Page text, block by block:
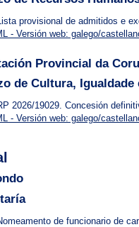
provisional de admitidos e
- Versión web: galego/
Provincial da
de Cultura, Igualdade
2026/19029. Concesión
- Versión web: galego/
de funcionario de